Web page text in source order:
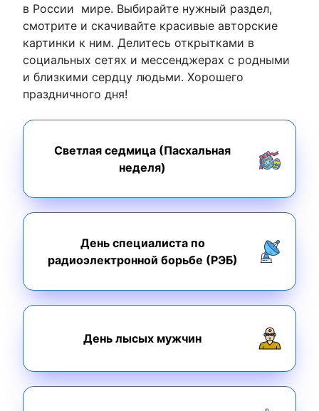
в России мире. Выбирайте нужный раздел,
смотрите и скачивайте красивые авторские
картинки к ним. Делитесь открытками в
социальных сетях и мессенджерах с родными
и близкими сердцу людьми. Хорошего
праздничного дня!
Светлая седмица (Пасхальная
неделя)
День специалиста по
радиоэлектронной борьбе (РЭБ)
День лысых мужчин